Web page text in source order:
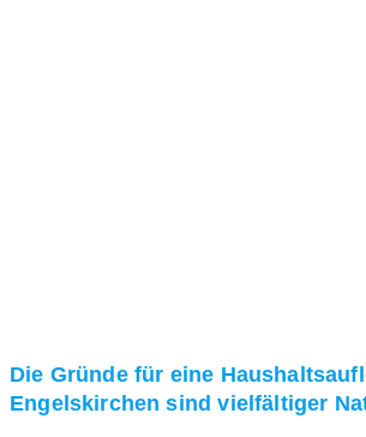
Die Gründe für eine
Engelskirchen sind vielfältiger